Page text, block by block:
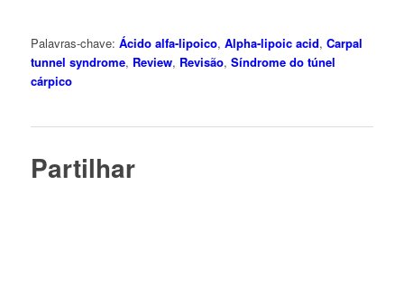
Palavras-chave: Ácido alfa-lipoico, Alpha-lipoic acid, Carpal
tunnel syndrome, Review, Revisão, Síndrome do túnel
cárpico
Partilhar